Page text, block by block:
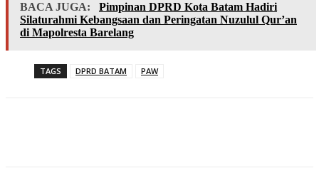
BACA JUGA:
Pimpinan DPRD Kota Batam Hadiri
Silaturahmi Kebangsaan dan Peringatan Nuzulul Qur’an
di Mapolresta Barelang
TAGS DPRD BATAM PAW